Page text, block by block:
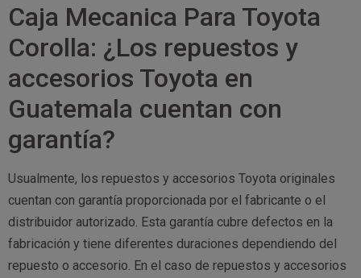
Caja Mecanica Para Toyota
Corolla: ¿Los repuestos y
accesorios Toyota en
Guatemala cuentan con
garantía?
Usualmente, los repuestos y accesorios Toyota originales
cuentan con garantía proporcionada por el fabricante o el
distribuidor autorizado. Esta garantía cubre defectos en la
fabricación y tiene diferentes duraciones dependiendo del
repuesto o accesorio. En el caso de repuestos y accesorios